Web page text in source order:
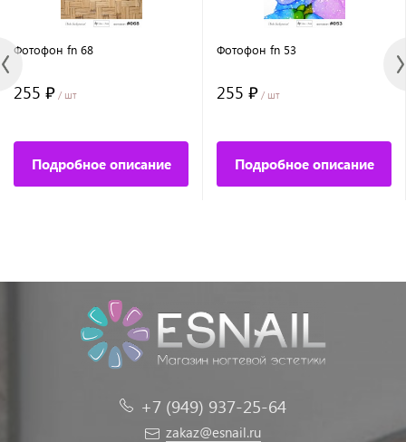
Фотофон fn 68
255 ₽ / шт
Подробное описание
Фотофон fn 53
255 ₽ / шт
Подробное описание
+7 (949) 937-25-64
zakaz@esnail.ru